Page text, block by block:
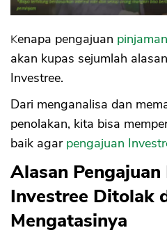
19. Data Alamat
20. Tidak Melakukan
Perjanjian
21. Pengajuan Pernah
dan Belum 3 Bulan
Tips dan Cara
Investree
Kenapa pengajuan
akan kupas sejumlah
Investree.
Dari menganalisa dan
penolakan, kita bisa
baik agar pengajuan
Alasan
Investree Ditolak
Mengatasinya